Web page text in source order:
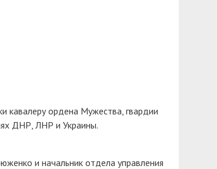
кавалеру ордена Мужества, гвардии
ДНР, ЛНР и Украины.
и начальник отдела управления